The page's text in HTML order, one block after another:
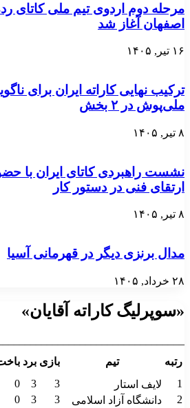
مرحله دوم اردوی تیم ملی کاتای
اصفهان آغاز شد
۱۶ تیر, ۱۴۰۵
ملی‌پوش در ۲ بخش
۸ تیر, ۱۴۰۵
نشست راهبردی کاتای ایران با
ارتقای فنی در دستور کار
۸ تیر, ۱۴۰۵
مدال برنزی دیگر در قهرمانی آسیا
۲۸ خرداد, ۱۴۰۵
«سوپرلیگ کاراته آقایان»
رتبه
تیم بازی برد
1
لایف استار 3
3
0
2
دانشگاه آزاد اسلامی 3
3
0